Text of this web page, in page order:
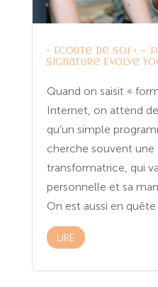
« Écoute de soi » –
signature Evolve
Quand on saisit «
Internet, on attend
qu’un simple
cherche souvent une
transformatrice, qui
personnelle et sa
On est aussi en quête
LIRE